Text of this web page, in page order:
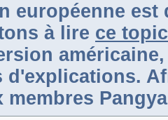
européenne
à lire ce topic
d'explications.
membres